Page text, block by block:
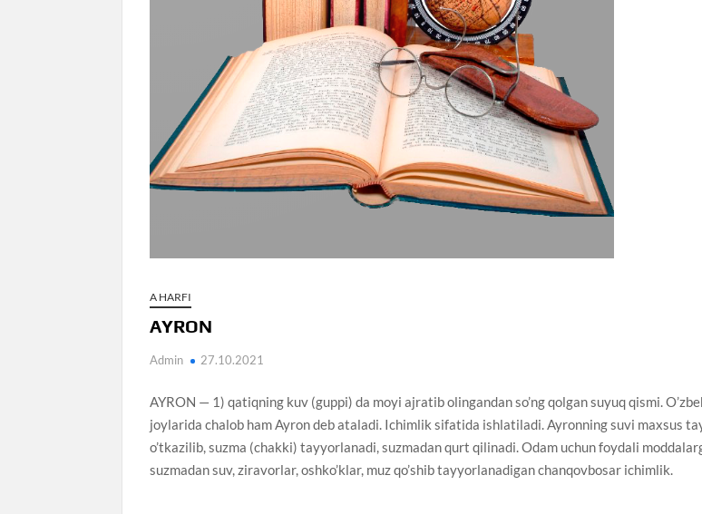
A HARFI
AYRON
Admin 27.10.2021
AYRON — 1) qatiqning kuv (guppi) da moyi ajratib olingandan so’ng qolgan suyuq qismi.
joylarida chalob ham Ayron deb ataladi. Ichimlik sifatida ishlatiladi. Ayronning suvi maxsus
o’tkazilib, suzma (chakki) tayyorlanadi, suzmadan qurt qilinadi. Odam uchun foydali
suzmadan suv, ziravorlar, oshko’klar, muz qo’shib tayyorlanadigan chanqovbosar ichimlik.